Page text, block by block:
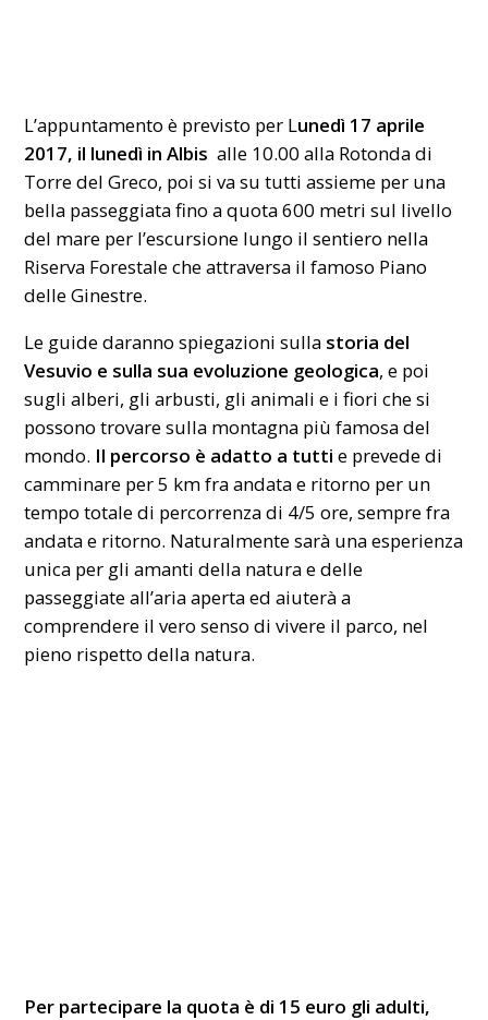
L’appuntamento è previsto per Lunedì 17 aprile
2017, il lunedì in Albis alle 10.00 alla Rotonda di
Torre del Greco, poi si va su tutti assieme per una
bella passeggiata fino a quota 600 metri sul livello
del mare per l’escursione lungo il sentiero nella
Riserva Forestale che attraversa il famoso Piano
delle Ginestre.
Le guide daranno spiegazioni sulla storia del
Vesuvio e sulla sua evoluzione geologica, e poi
sugli alberi, gli arbusti, gli animali e i fiori che si
possono trovare sulla montagna più famosa del
mondo. Il percorso è adatto a tutti e prevede di
camminare per 5 km fra andata e ritorno per un
tempo totale di percorrenza di 4/5 ore, sempre fra
andata e ritorno. Naturalmente sarà una esperienza
unica per gli amanti della natura e delle
passeggiate all’aria aperta ed aiuterà a
comprendere il vero senso di vivere il parco, nel
pieno rispetto della natura.
Per partecipare la quota è di 15 euro gli adulti,